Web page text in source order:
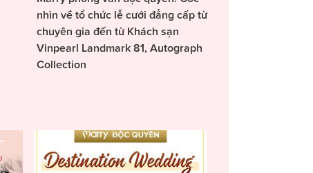
nhìn về tổ chức lễ cưới đẳng cấp từ
chuyên gia đến từ Khách sạn
Vinpearl Landmark 81, Autograph
Collection